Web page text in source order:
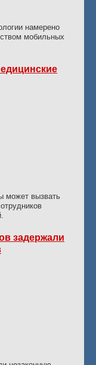
намерено
мобильных
может вызвать
задержали